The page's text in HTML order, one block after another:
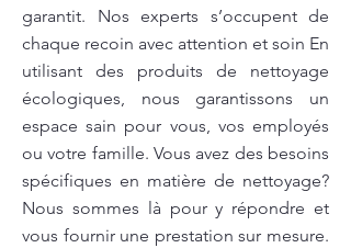
garantit. Nos experts s’occupent de
chaque recoin avec attention et soin En
utilisant des produits de nettoyage
écologiques, nous garantissons un
espace sain pour vous, vos employés
ou votre famille. Vous avez des besoins
spécifiques en matière de nettoyage?
Nous sommes là pour y répondre et
vous fournir une prestation sur mesure.